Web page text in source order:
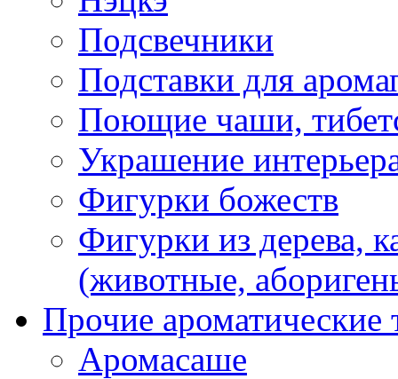
Подсвечники
Подставки для
Поющие чаши,
Украшение
Фигурки божеств
Фигурки из дерева,
(животные,
Прочие ароматические
Аромасаше